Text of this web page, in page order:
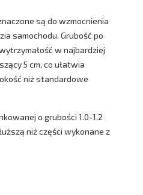
są do wzmocnienia
samochodu. Grubość po
w najbardziej
5 cm, co ułatwia
niż standardowe
o grubości 1.0-1.2
niż części wykonane z